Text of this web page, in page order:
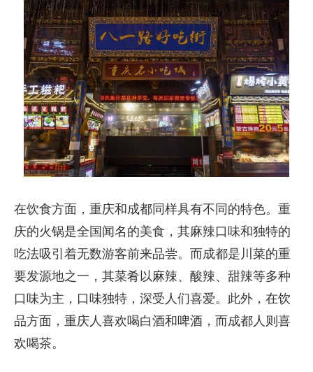
在饮食方面，重庆和成都同样具有不同的特色。重
庆的火锅是全国闻名的美食，其麻辣口味和独特的
吃法吸引着无数游客前来品尝。而成都是川菜的重
要发源地之一，其菜肴以麻辣、酸辣、甜辣等多种
口味为主，口味独特，深受人们喜爱。此外，在饮
品方面，重庆人喜欢喝白酒和啤酒，而成都人则喜
欢喝茶。